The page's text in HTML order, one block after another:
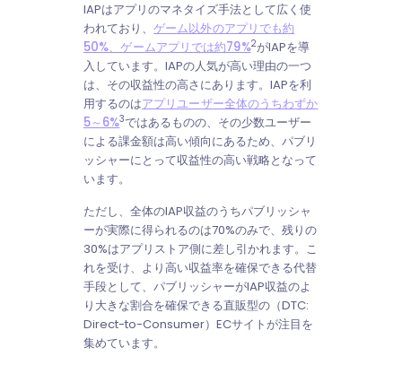
IAPはアプリのマネタイズ手法として広く使
われており、 ゲーム以外のアプリでも約
50%、ゲームアプリでは約79%2がIAPを導
入しています。IAPの人気が高い理由の一つ
は、その収益性の高さにあります。IAPを利
用するのはアプリユーザー全体のうちわずか
5～6%3ではあるものの、その少数ユーザー
による課金額は高い傾向にあるため、パブリ
ッシャーにとって収益性の高い戦略となって
います。
ただし、全体のIAP収益のうちパブリッシャ
ーが実際に得られるのは70%のみで、残りの
30%はアプリストア側に差し引かれます。こ
れを受け、より高い収益率を確保できる代替
手段として、パブリッシャーがIAP収益のよ
り大きな割合を確保できる直販型の（DTC:
Direct-to-Consumer）ECサイトが注目を
集めています。